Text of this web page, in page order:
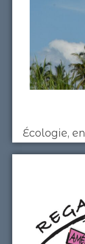
Écologie,